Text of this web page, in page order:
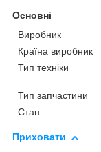
Основні
Виробник
Країна виробник
Тип техніки
Тип запчастини
Стан
Приховати